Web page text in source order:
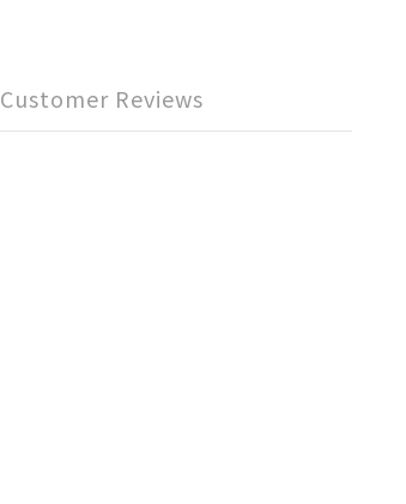
Customer Reviews